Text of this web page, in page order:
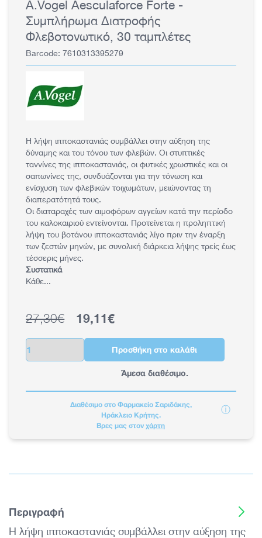
A.Vogel Aesculaforce Forte -
Συμπλήρωμα Διατροφής
Φλεβοτονωτικό, 30 ταμπλέτες
Barcode: 7610313395279
Η λήψη ιπποκαστανιάς συμβάλλει στην αύξηση της
δύναμης και του τόνου των φλεβών. Οι στυπτικές
ταννίνες της ιπποκαστανιάς, οι φυτικές χρωστικές και οι
σαπωνίνες της, συνδυάζονται για την τόνωση και
ενίσχυση των φλεβικών τοιχωμάτων, μειώνοντας τη
διαπερατότητά τους.
Οι διαταραχές των αιμοφόρων αγγείων κατά την περίοδο
του καλοκαιριού εντείνονται. Προτείνεται η προληπτική
λήψη του βοτάνου ιπποκαστανιάς λίγο πριν την έναρξη
των ζεστών μηνών, με συνολική διάρκεια λήψης τρείς έως
τέσσερις μήνες.
Συστατικά
Κάθε...
Κανονική τιμή
27,30€
Τιμή έκπτωσης
19,11€
Ποσότητα
Προσθήκη στο καλάθι
Άμεσα διαθέσιμο.
Διαθέσιμο στο Φαρμακείο Σαριδάκης,
Ηράκλειο Κρήτης.
Βρες μας στον χάρτη
ⓘ
Περιγραφή
Η λήψη ιπποκαστανιάς συμβάλλει στην αύξηση της